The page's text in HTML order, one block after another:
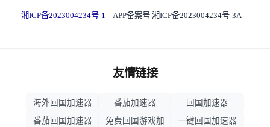
湘ICP备2023004234号-1 APP备案号 湘ICP备2023004234号-3A
友情链接
海外回国加速器 番茄加速器
回国加速器
番茄回国加速器
免费回国游戏加 一键回国加速器